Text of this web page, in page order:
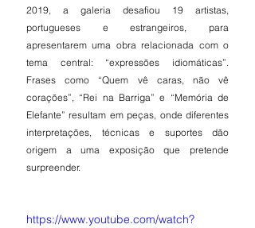
2019, a galeria desafiou 19 artistas,
portugueses e estrangeiros, para
apresentarem uma obra relacionada com o
tema central: “expressões idiomáticas”.
Frases como “Quem vê caras, não vê
corações”, “Rei na Barriga” e “Memória de
Elefante” resultam em peças, onde diferentes
interpretações, técnicas e suportes dão
origem a uma exposição que pretende
surpreender.
https://www.youtube.com/watch?